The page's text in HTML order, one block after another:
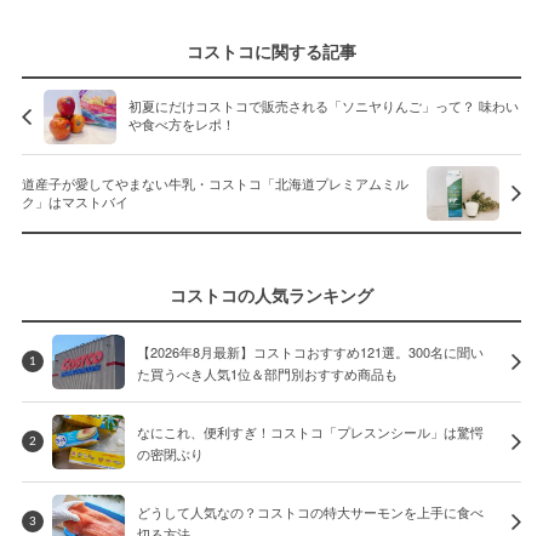
コストコに関する記事
初夏にだけコストコで販売される「ソニヤりんご」って？ 味わい
や食べ方をレポ！
道産子が愛してやまない牛乳・コストコ「北海道プレミアムミル
ク」はマストバイ
コストコの人気ランキング
1
【2026年8月最新】コストコおすすめ121選。300名に聞い
た買うべき人気1位＆部門別おすすめ商品も
2
なにこれ、便利すぎ！コストコ「プレスンシール」は驚愕
の密閉ぶり
3
どうして人気なの？コストコの特大サーモンを上手に食べ